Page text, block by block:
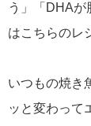
う」「DHA
はこちらのレ
いつもの焼き
ッと変わって